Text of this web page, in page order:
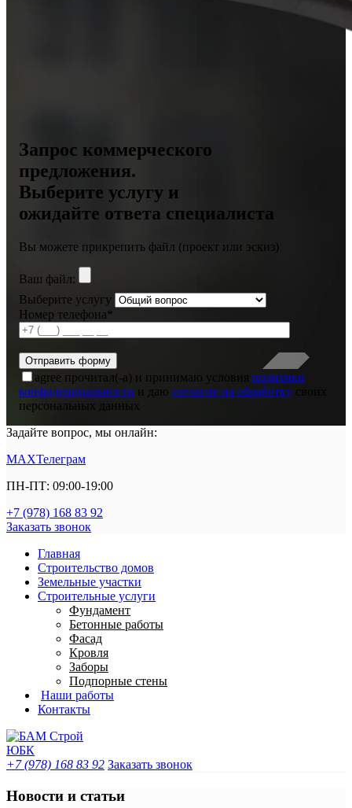
Запрос коммерческого
предложения.
Выберите услугу и
ожидайте ответа специалиста
Вы можете прикрепить файл (проект или эскиз)
Ваш файл:
Выберите услугу
Номер телефона*
agree прочитал(-а) и принимаю условия политики
конфиденциальности и даю согласие на обработку
персональных данных
Задайте вопрос, мы онлайн:
MAXТелеграм
ПН-ПТ: 09:00-19:00
+7 (978) 168 83 92
Заказать звонок
Главная
Строительство домов
Земельные участки
Строительные услуги
Фундамент
Бетонные работы
Фасад
Кровля
Заборы
Подпорные стены
Наши работы
Контакты
+7 (978) 168 83 92 Заказать звонок
Новости и статьи